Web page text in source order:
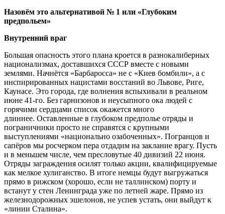
Назовём это альтернативой № 1 или «Глубоким
предпольем»
Внутренний враг
Большая опасность этого плана кроется в разнокалиберных
национализмах, доставшихся СССР вместе с новыми
землями. Начнётся «Барбаросса» не с «Киев бомбили», а с
инспирированных нацистами восстаний во Львове, Риге,
Каунасе. Это города, где волнения вспыхивали в реальном
июне 41-го. Без гарнизонов и неусыпного ока людей с
горячими сердцами список окажется много
длиннее. Оставленные в глубоком предполье отряды и
пограничники просто не справятся с крупными
выступлениями «национально озабоченных». Погранцов и
сапёров мы росчерком пера отдадим на заклание врагу. Пусть
и в меньшем числе, чем пресловутые 40 дивизий 22 июня.
Отряды заграждения осилят только акции, квалифицируемые
как мелкое хулиганство. В итоге немцы будут выгружаться
прямо в рижском (хорошо, если не таллинском) порту и
встанут у стен Ленинграда уже по летней жаре. Прямо из
железнодорожных эшелонов, не успев устать, они выйдут к
«линии Сталина».